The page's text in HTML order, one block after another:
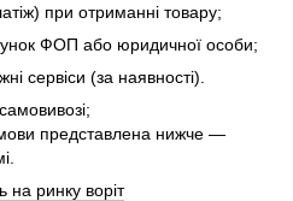
при отриманні товару;
ФОП або юридичної особи;
сервіси (за наявності).
представлена нижче —
на ринку воріт